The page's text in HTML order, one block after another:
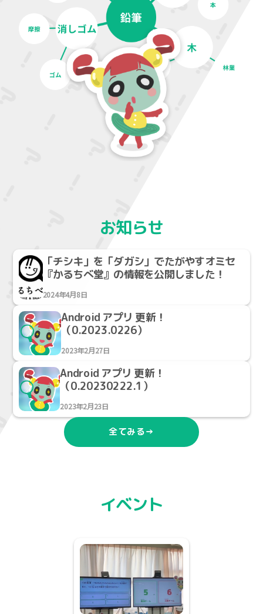
お知らせ
「チシキ」を「ダガシ」でたがやすオミセ
『かるちべ堂』の情報を公開しました！
2024年4月8日
Android アプリ 更新！
（0.2023.0226）
2023年2月27日
Android アプリ 更新！
（0.20230222.1）
2023年2月23日
全てみる→
イベント